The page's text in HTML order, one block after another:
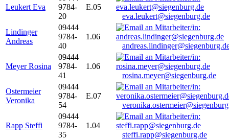
Leukert Eva
9784-
20
E.05
eva.leukert@siegenburg.de
Lindinger
Andreas
09444
9784-
40
1.06
Meyer Rosina
09444
9784-
41
1.06
rosina.meyer@siegenburg.de
Ostermeier
Veronika
09444
9784-
54
E.07
Rapp Steffi
09444
9784-
35
1.04
steffi.rapp@siegenburg.de